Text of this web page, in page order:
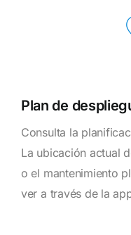
Plan de
Consulta la
La ubicación actual
o el mantenimiento
ver a través de la